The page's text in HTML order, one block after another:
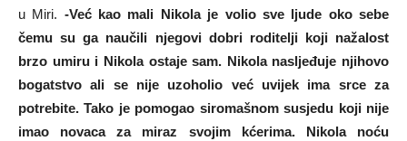
u Miri. -Već kao mali Nikola je volio sve ljude oko sebe
čemu su ga naučili njegovi dobri roditelji koji nažalost
brzo umiru i Nikola ostaje sam. Nikola nasljeđuje njihovo
bogatstvo ali se nije uzoholio već uvijek ima srce za
potrebite. Tako je pomogao siromašnom susjedu koji nije
imao novaca za miraz svojim kćerima. Nikola noću